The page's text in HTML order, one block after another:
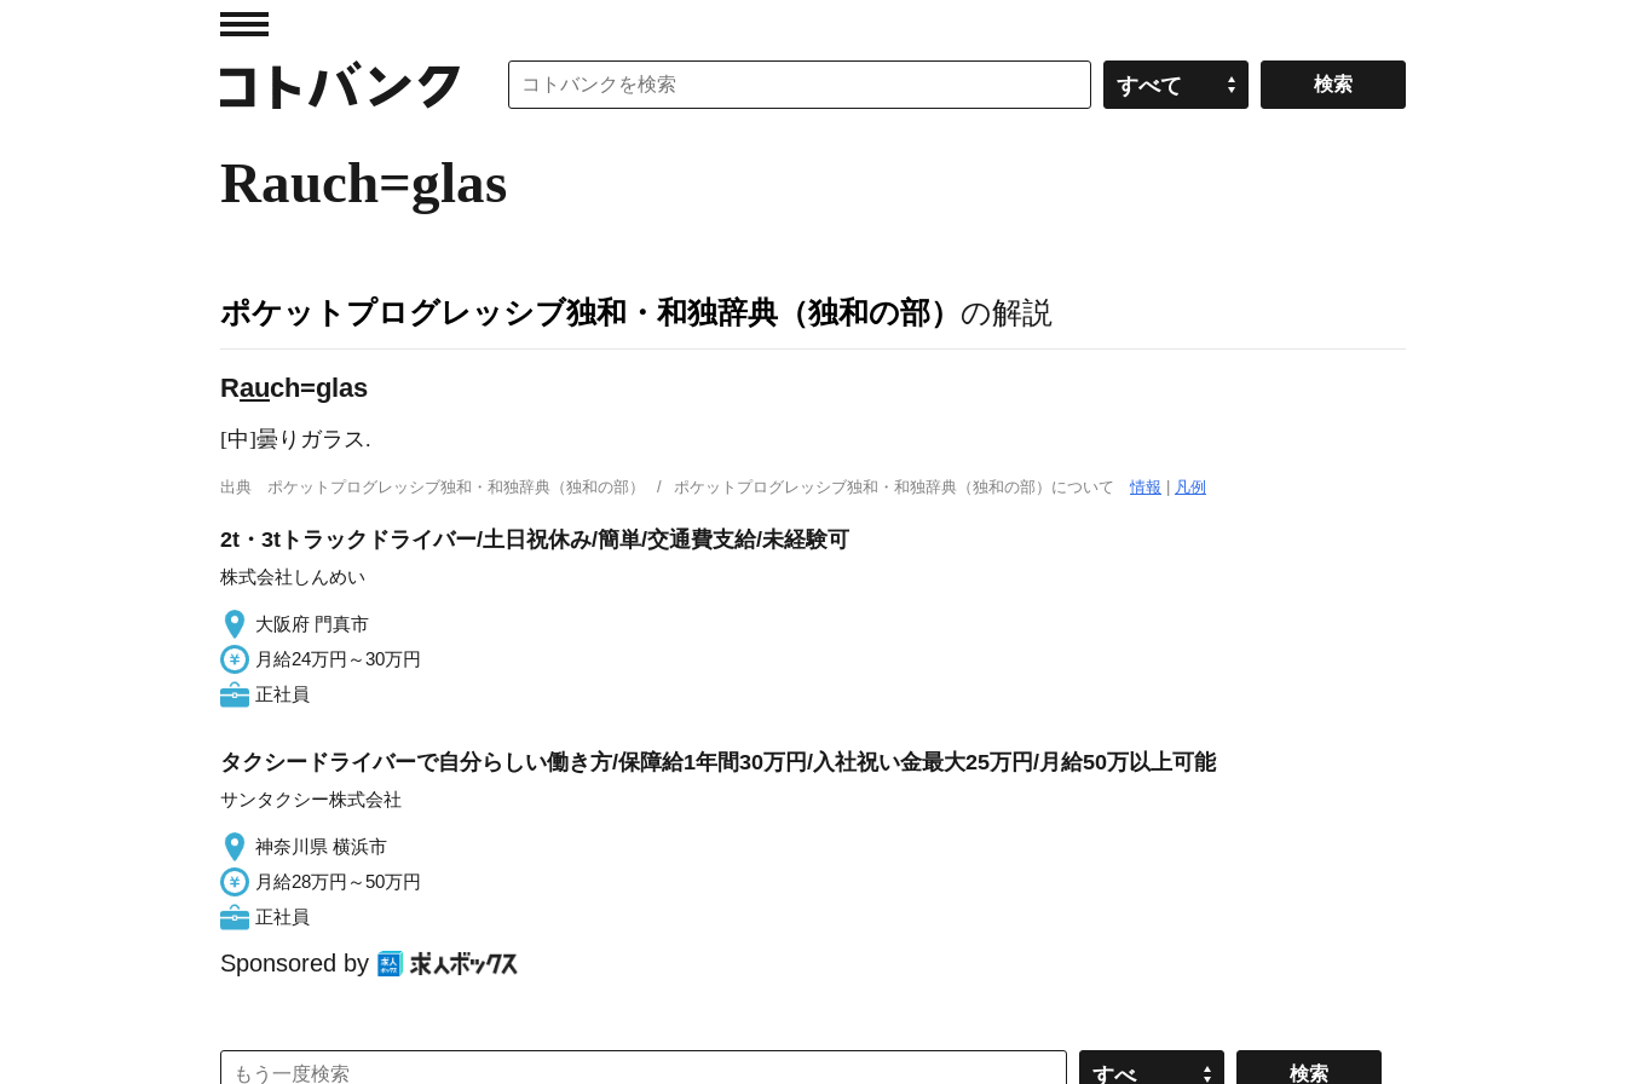
すべて
Rauch=glas
ポケットプログレッシブ独和・和独辞典（独和の部） の解説
Rauch=glas
[中]曇りガラス.
出典 ポケットプログレッシブ独和・和独辞典（独和の部） ポケットプログレッシブ独和・和独辞典（独和の部）について情報 凡例
2t・3tトラックドライバー/土日祝休み/簡単/交通費支給/未経験可
株式会社しんめい
大阪府 門真市
月給24万円～30万円
正社員
タクシードライバーで自分らしい働き方/保障給1年間30万円/入社祝い金最大25万円/月給50万以上可能
サンタクシー株式会社
神奈川県 横浜市
月給28万円～50万円
正社員
Sponsored by
すべ